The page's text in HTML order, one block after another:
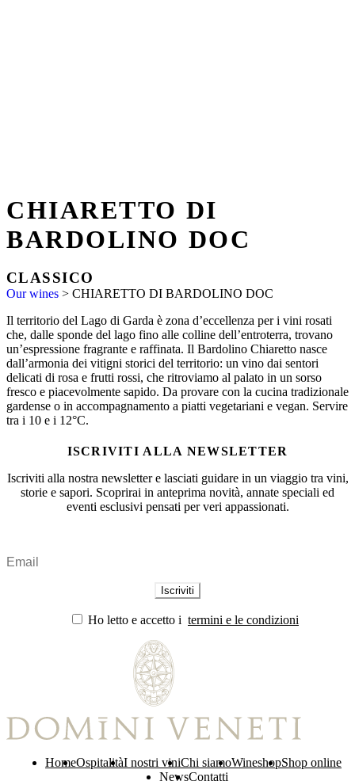
CHIARETTO DI
BARDOLINO DOC
CLASSICO
Our wines > CHIARETTO DI BARDOLINO DOC
Il territorio del Lago di Garda è zona d’eccellenza per i vini rosati
che, dalle sponde del lago fino alle colline dell’entroterra, trovano
un’espressione fragrante e raffinata. Il Bardolino Chiaretto nasce
dall’armonia dei vitigni storici del territorio: un vino dai sentori
delicati di rosa e frutti rossi, che ritroviamo al palato in un sorso
fresco e piacevolmente sapido. Da provare con la cucina tradizionale
gardense o in accompagnamento a piatti vegetariani e vegan. Servire
tra i 10 e i 12°C.
ISCRIVITI ALLA NEWSLETTER
Iscriviti alla nostra newsletter e lasciati guidare in un viaggio tra vini,
storie e sapori. Scoprirai in anteprima novità, annate speciali ed
eventi esclusivi pensati per veri appassionati.
Ho letto e accetto i termini e le condizioni
HomeOspitalitàI nostri viniChi siamoWineshopShop online
NewsContatti